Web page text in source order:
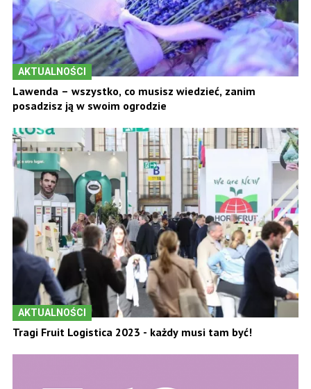
AKTUALNOŚCI
Lawenda – wszystko, co musisz wiedzieć, zanim
posadzisz ją w swoim ogrodzie
AKTUALNOŚCI
Tragi Fruit Logistica 2023 - każdy musi tam być!